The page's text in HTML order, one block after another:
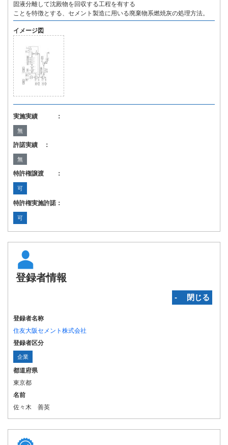
固液分離して沈殿物を回収する工程を有する
ことを特徴とする、セメント製造に用いる廃棄物系燃焼灰の処理方法。
イメージ図
実施実績 ：
無
許諾実績 ：
無
特許権譲渡 ：
可
特許権実施許諾：
可
登録者情報
‐ 閉じる
登録者名称
住友大阪セメント株式会社
登録者区分
企業
都道府県
東京都
名前
佐々木 善英